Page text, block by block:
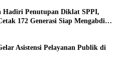
Hadiri Penutupan Diklat SPPI,
172 Generasi Siap Mengabdi
Asistensi Pelayanan Publik di